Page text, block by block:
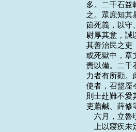
多。二千石益
之。眾庶知其
節死義，以守
尉厚其意，誠
其善治民之吏
或死獄中，章
責以備。二千
力者有所勸。
使者，召盩厔
則士赴難不愛
吏蕭鹹、薛修
六月，立
上以寢疾